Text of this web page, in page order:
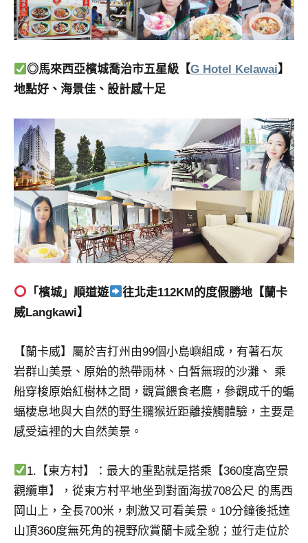
◎馬來西亞檳城喬治市五星級【G Hotel Kelawai】
地點好、海景佳、設計感十足
「檳城」順道遊
往北走112KM的度假勝地【蘭卡
威Langkawi】
【蘭卡威】屬於吉打州由99個小島嶼組成，有著石灰
岩群山美景、原始的熱帶雨林、白皙無瑕的沙灘、 乘
船穿梭原始紅樹林之間，觀賞餵食老鷹，參觀成千的蝙
蝠棲息地與大自然的野生獼猴近距離接觸體驗，主要是
感受這裡的大自然美景。
1.【東方村】：最大的重點就是搭乘【360度高空景
觀纜車】，從東方村平地坐到對面海拔708公尺 的馬西
岡山上，全長700米，刺激又可看美景。10分鐘後抵達
山頂360度無死角的視野欣賞蘭卡威全貌；並行走位於